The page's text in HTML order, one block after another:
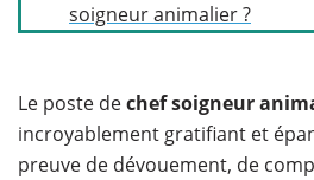
soigneur animalier ?
Le poste dechef soigneur
incroyablement gratifiant et
preuve de dévouement, de